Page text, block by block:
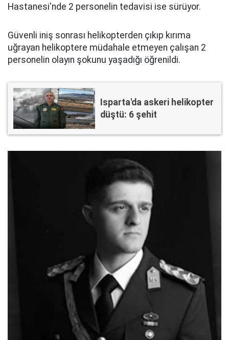
Hastanesi'nde 2 personelin tedavisi ise sürüyor.
Güvenli iniş sonrası helikopterden çıkıp kırıma
uğrayan helikoptere müdahale etmeyen çalışan 2
personelin olayın şokunu yaşadığı öğrenildi.
Isparta'da askeri helikopter
düştü: 6 şehit